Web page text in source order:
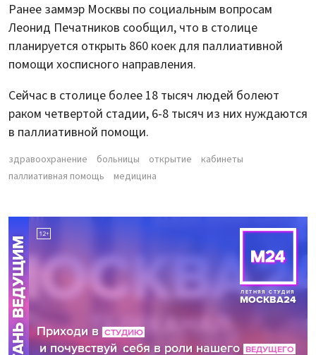
Ранее заммэр Москвы по социальным вопросам
Леонид Печатников сообщил, что в столице
планируется открыть 860 коек для паллиативной
помощи хосписного направления.
Сейчас в столице более 18 тысяч людей болеют
раком четвертой стадии, 6-8 тысяч из них нуждаются
в паллиативной помощи.
здравоохранение больницы открытие
кабинеты
паллиативная помощь
медицина